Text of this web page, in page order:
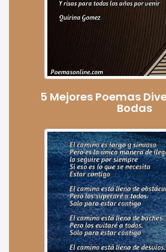
5 Mejores Poemas
Bodas